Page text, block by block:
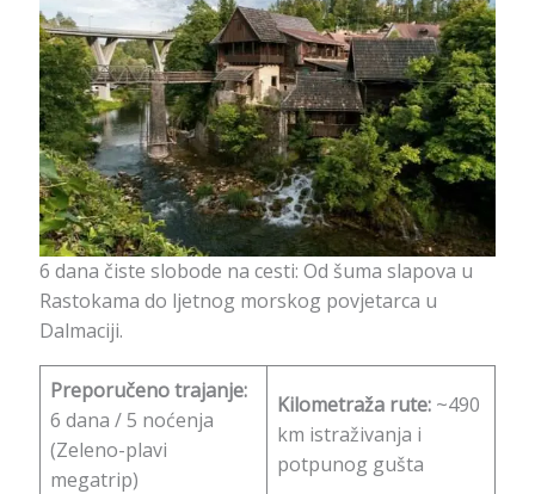
6 dana čiste slobode na cesti: Od šuma slapova u
Rastokama do ljetnog morskog povjetarca u
Dalmaciji.
Preporučeno trajanje:
6 dana / 5 noćenja
(Zeleno-plavi
megatrip)
Kilometraža rute:~490
km istraživanja i
potpunog gušta